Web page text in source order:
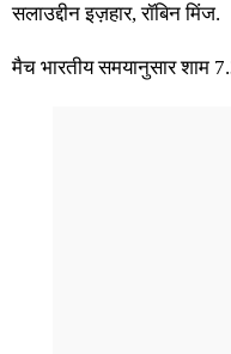
सलाउद्दीन इज़हार, रॉबिन मिंज.
मैच भारतीय समयानुसार शाम